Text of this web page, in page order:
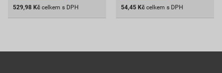
529,98 Kč celkem s DPH 54,45 Kč celkem s DPH